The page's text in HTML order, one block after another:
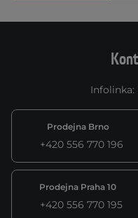
Infolinka:
Prodejna Brno
+420 556 770 196
Prodejna Praha 10
+420 556 770 195